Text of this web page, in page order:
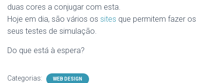
duas cores a conjugar com esta.
Hoje em dia, são vários os sites que permitem fazer os
seus testes de simulação.
Do que está à espera?
Categorias: WEB DESIGN